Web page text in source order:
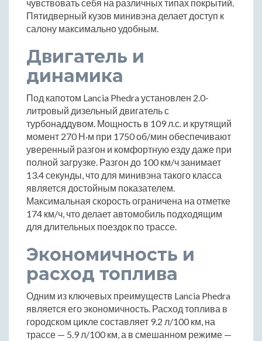
чувствовать себя на различных типах покрытий.
Пятидверный кузов минивэна делает доступ к
салону максимально удобным.
Двигатель и
динамика
Под капотом Lancia Phedra установлен 2.0-
литровый дизельный двигатель с
турбонаддувом. Мощность в 109 л.с. и крутящий
момент 270 Н·м при 1750 об/мин обеспечивают
уверенный разгон и комфортную езду даже при
полной загрузке. Разгон до 100 км/ч занимает
13.4 секунды, что для минивэна такого класса
является достойным показателем.
Максимальная скорость ограничена на отметке
174 км/ч, что делает автомобиль подходящим
для длительных поездок по трассе.
Экономичность и
расход топлива
Одним из ключевых преимуществ Lancia Phedra
является его экономичность. Расход топлива в
городском цикле составляет 9.2 л/100 км, на
трассе — 5.9 л/100 км, а в смешанном режиме —